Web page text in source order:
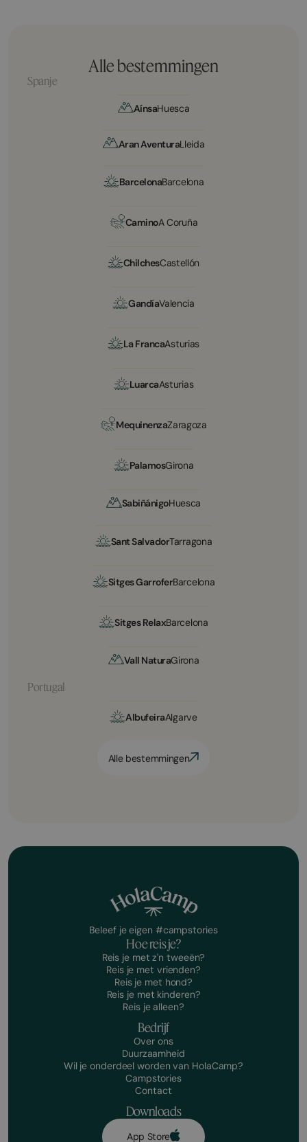
Alle bestemmingen
Spanje
AínsaHuesca
Aran AventuraLleida
BarcelonaBarcelona
CaminoA Coruña
ChilchesCastellón
GandíaValencia
La FrancaAsturias
LuarcaAsturias
MequinenzaZaragoza
PalamosGirona
SabiñánigoHuesca
Sant SalvadorTarragona
Sitges GarroferBarcelona
Sitges RelaxBarcelona
Vall NaturaGirona
Portugal
AlbufeiraAlgarve
Alle bestemmingen
Beleef je eigen #campstories
Hoe reis je?
Reis je met z'n tweeën?
Reis je met vrienden?
Reis je met hond?
Reis je met kinderen?
Reis je alleen?
Bedrijf
Over ons
Duurzaamheid
Wil je onderdeel worden van HolaCamp?
Campstories
Contact
Downloads
App Store